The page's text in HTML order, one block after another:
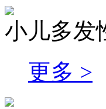
小儿多发
更多 >